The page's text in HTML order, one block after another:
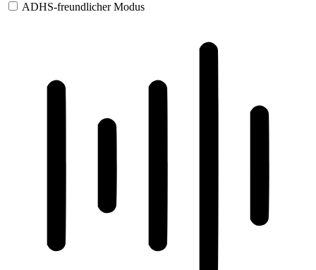
ADHS-freundlicher Modus